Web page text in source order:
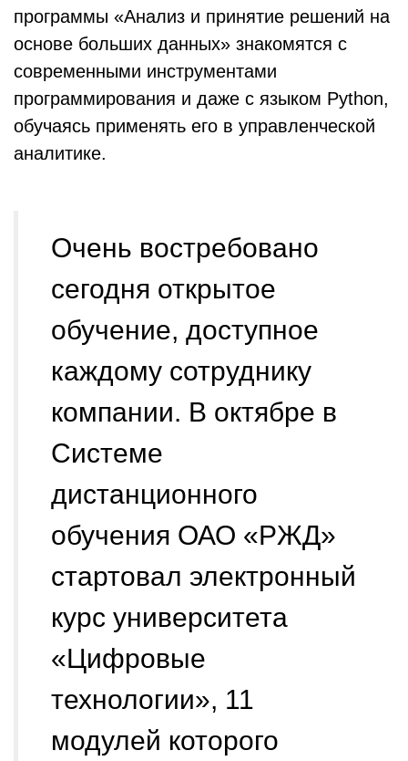
программы «Анализ и принятие решений на
основе больших данных» знакомятся с
современными инструментами
программирования и даже с языком Python,
обучаясь применять его в управленческой
аналитике.
Очень востребовано
сегодня открытое
обучение, доступное
каждому сотруднику
компании. В октябре в
Системе
дистанционного
обучения ОАО «РЖД»
стартовал электронный
курс университета
«Цифровые
технологии», 11
модулей которого